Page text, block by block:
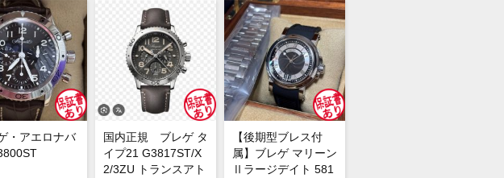
期間
磨き仕上げ済みですが、取りきれなかった
微細なキズはあります
ベルトに経年劣化があります
ト 現金特価となります
・アエロナバ
国内正規 ブレゲ タ
イプ21 G3817ST/X
2/3ZU トランスアト
【後期型ブレス付
属】ブレゲ マリーン
Ⅱラージデイト 581